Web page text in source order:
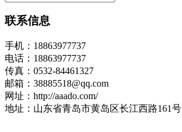
联系信息
手机：18863977737
电话：18863977737
传真：0532-84461327
邮箱：38885518@qq.com
网址：http://aaado.com/
地址：山东省青岛市黄岛区长江西路161号